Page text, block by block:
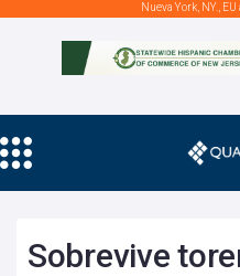
Nueva York, NY.,
Sobrevive